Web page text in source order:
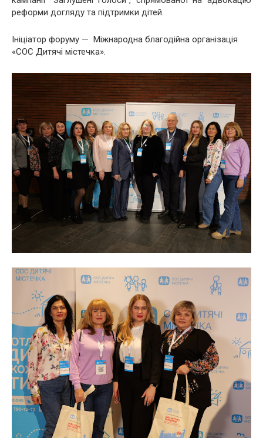
реформи догляду та підтримки дітей.
Ініціатор форуму — Міжнародна благодійна організація
«СОС Дитячі містечка».